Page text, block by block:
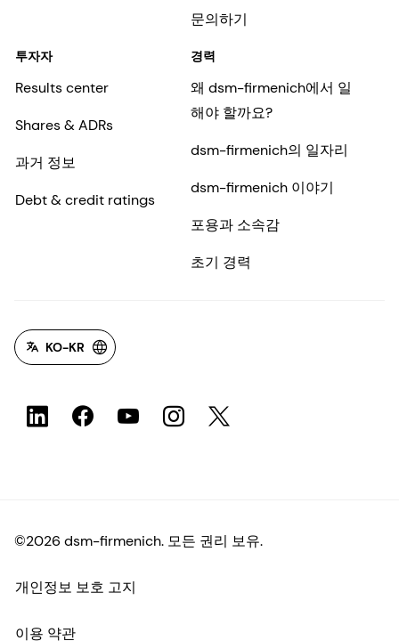
문의하기
투자자
Results center
Shares & ADRs
과거 정보
Debt & credit ratings
경력
왜 dsm-firmenich에서 일
해야 할까요?
dsm-firmenich의 일자리
dsm-firmenich 이야기
포용과 소속감
초기 경력
KO-KR
©2026 dsm-firmenich. 모든 권리 보유.
개인정보 보호 고지
이용 약관